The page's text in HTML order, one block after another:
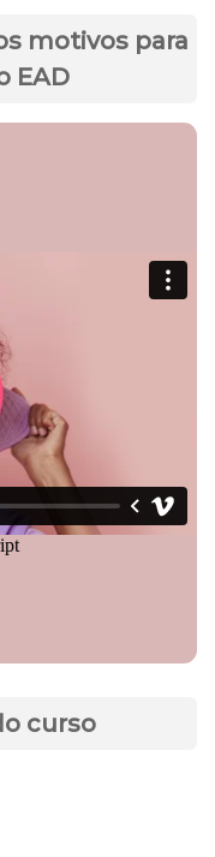
motivos para
EAD
curso